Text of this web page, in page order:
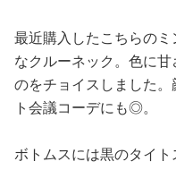
最近購入したこちらの
なクルーネック。色に
のをチョイスしました
ト会議コーデにも◎。
ボトムスには黒のタイ